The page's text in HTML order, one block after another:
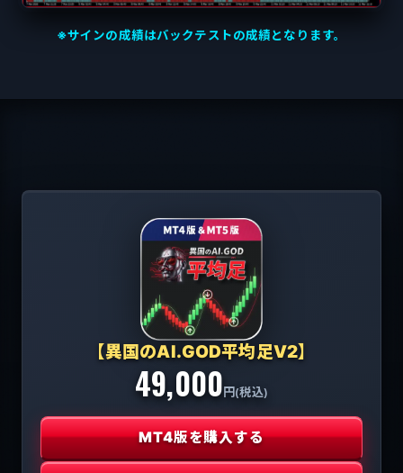
※サインの成績はバックテストの成績となります。
【異国のAI.GOD平均足V2】
49,000円(税込)
MT4版を購入する